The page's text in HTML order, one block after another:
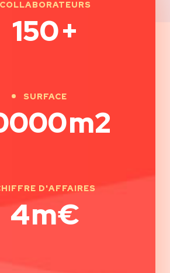
COLLABORATEURS
150+
SURFACE
m2
D'AFFAIRES
4m€